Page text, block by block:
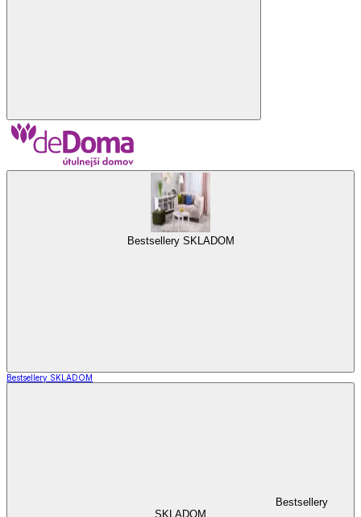
Bestsellery SKLADOM
Bestsellery SKLADOM
Bestsellery
SKLADOM